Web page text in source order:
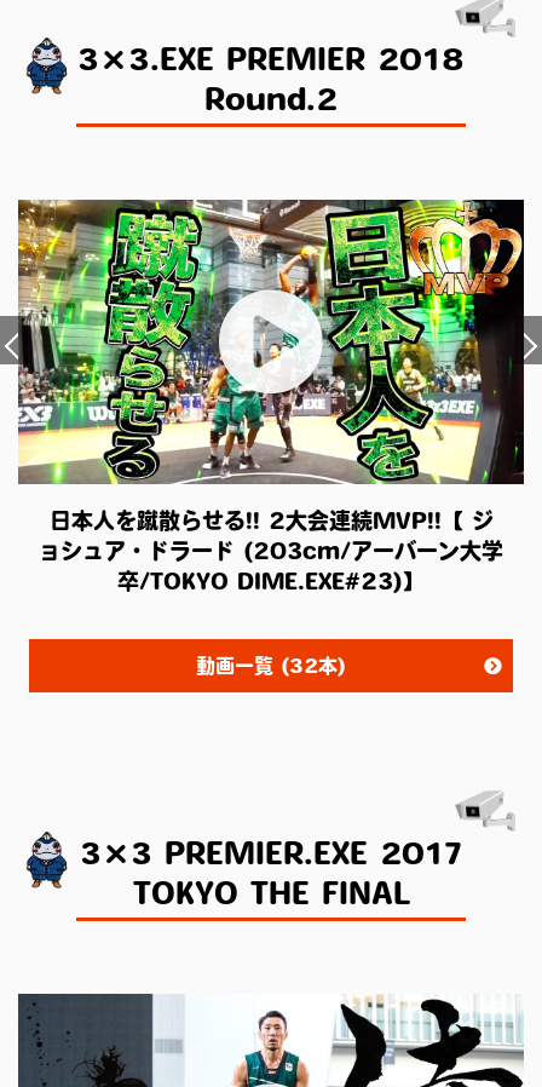
3×3.EXE PREMIER 2018
Round.2
日本人を蹴散らせる!! 2大会連続MVP!!【 ジ
ョシュア・ドラード (203cm/アーバーン大学
卒/TOKYO DIME.EXE#23)】
動画一覧 (32本)
3×3 PREMIER.EXE 2017
TOKYO THE FINAL